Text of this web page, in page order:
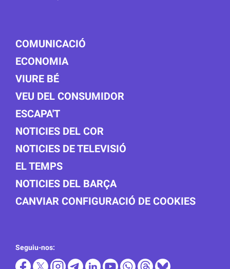
COMUNICACIÓ
ECONOMIA
VIURE BÉ
VEU DEL CONSUMIDOR
ESCAPA'T
NOTICIES DEL COR
NOTICIES DE TELEVISIÓ
EL TEMPS
NOTICIES DEL BARÇA
CANVIAR CONFIGURACIÓ DE COOKIES
Seguiu-nos: